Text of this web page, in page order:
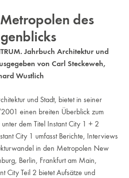
des
Jahrbuch Architektur und
von Carl Steckeweh,
Wustlich
und Stadt, bietet in seiner
einen breiten Überblick zum
dem Titel Instant City 1 + 2
City 1 umfasst Berichte, Interviews
in den Metropolen New
Berlin, Frankfurt am Main,
City Teil 2 bietet Aufsätze und